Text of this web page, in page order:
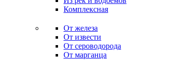
Комплексная
От железа
От извести
От сероводорода
От марганца